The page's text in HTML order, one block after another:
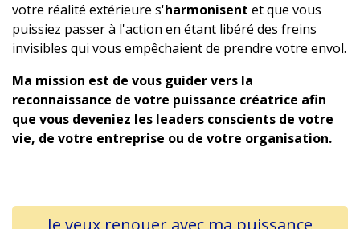
votre réalité extérieure s'harmonisent et que vous
puissiez passer à l'action en étant libéré des freins
invisibles qui vous empêchaient de prendre votre envol.
Ma mission est de vous guider vers la
reconnaissance de votre puissance créatrice afin
que vous deveniez les leaders conscients de votre
vie, de votre entreprise ou de votre organisation.
Je veux renouer avec ma puissance